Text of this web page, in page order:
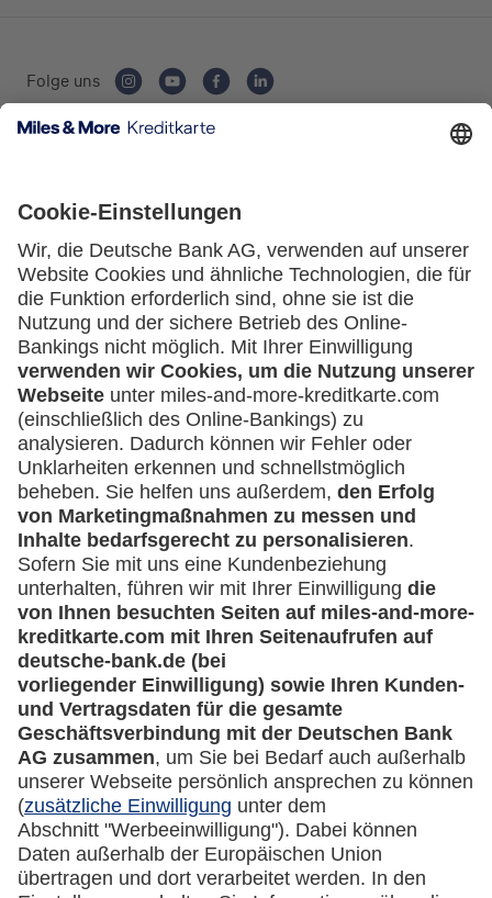
Folge uns
Service
Häufige Fragen
Downloadcenter
Kontakt
Mehr
Kreditkarten-Banking
miles-and-more.com
lufthansa.com
Rechtliches
Impressum
Datenschutz
Cookie Einstellungen
Unternehmen